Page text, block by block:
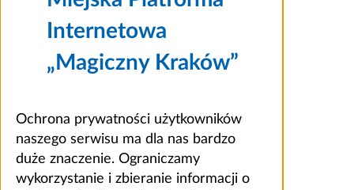
Internetowa
„Magiczny Kraków”
Ochrona prywatności użytkowników
naszego serwisu ma dla nas bardzo
duże znaczenie. Ograniczamy
wykorzystanie i zbieranie informacji o